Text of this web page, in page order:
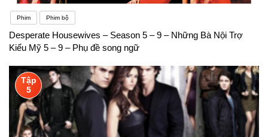
Phim Phim bộ
Desperate Housewives – Season 5 – 9 – Những Bà Nội Trợ
Kiểu Mỹ 5 – 9 – Phụ đề song ngữ
Tập
5